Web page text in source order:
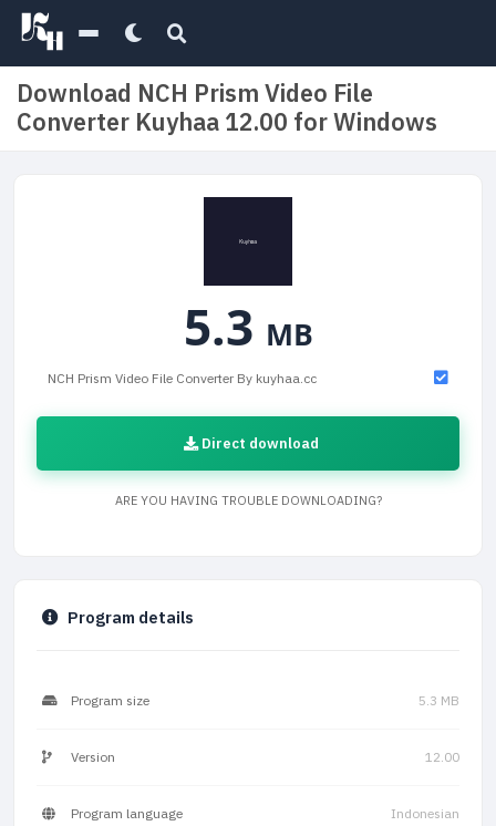
Download NCH Prism Video File
Converter Kuyhaa 12.00 for Windows
5.3 MB
NCH Prism Video File Converter By kuyhaa.cc
Direct download
ARE YOU HAVING TROUBLE DOWNLOADING?
Program details
Program size 5.3 MB
Version 12.00
Program language Indonesian